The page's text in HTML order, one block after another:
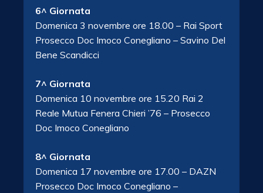
6^ Giornata
Domenica 3 novembre ore 18.00 – Rai Sport
Prosecco Doc Imoco Conegliano – Savino Del
Bene Scandicci
7^ Giornata
Domenica 10 novembre ore 15.20 Rai 2
Reale Mutua Fenera Chieri ’76 – Prosecco
Doc Imoco Conegliano
8^ Giornata
Domenica 17 novembre ore 17.00 – DAZN
Prosecco Doc Imoco Conegliano –